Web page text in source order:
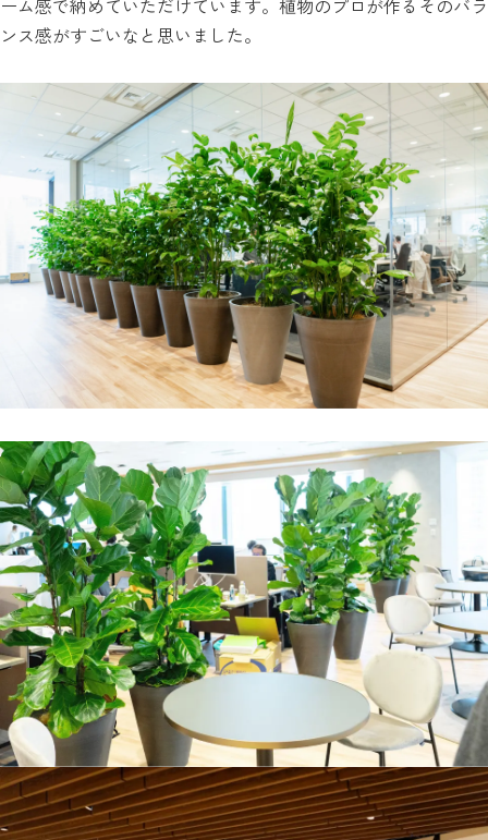
ーム感で納めていただけています。植物のプロが作るそのバラ
ンス感がすごいなと思いました。